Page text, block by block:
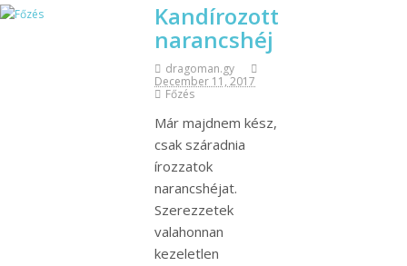
Kandírozott
narancshéj
dragoman.gy
December 11, 2017
Főzés
Már majdnem kész,
csak száradnia
írozzatok
narancshéjat.
Szerezzetek
valahonnan
kezeletlen